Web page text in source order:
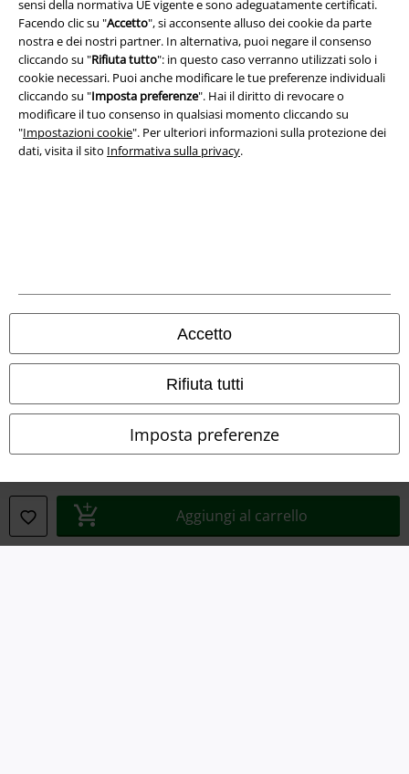
sensi della normativa UE vigente e sono adeguatamente certificati.
Facendo clic su "Accetto", si acconsente alluso dei cookie da parte
nostra e dei nostri partner. In alternativa, puoi negare il consenso
cliccando su "Rifiuta tutto": in questo caso verranno utilizzati solo i
cookie necessari. Puoi anche modificare le tue preferenze individuali
cliccando su "Imposta preferenze". Hai il diritto di revocare o
modificare il tuo consenso in qualsiasi momento cliccando su
"Impostazioni cookie". Per ulteriori informazioni sulla protezione dei
dati, visita il sito Informativa sulla privacy.
Accetto
Rifiuta tutti
Imposta preferenze
Aggiungi al carrello
Legge sulla Privacy
Smaltimento rifiuti e protezione dell’ambiente
Informazioni sull'accessibilità
Impostazioni cookie
Esercita Recesso